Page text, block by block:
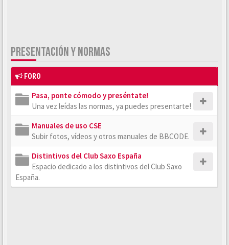
PRESENTACIÓN Y NORMAS
FORO
Pasa, ponte cómodo y preséntate!
Una vez leídas las normas, ya puedes presentarte!
Manuales de uso CSE
Subir fotos, vídeos y otros manuales de BBCODE.
Distintivos del Club Saxo España
Espacio dedicado a los distintivos del Club Saxo
España.